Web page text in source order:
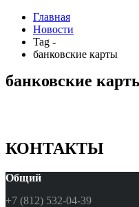
Главная
Новости
Tag -
банковские карты
банковские
КОНТАКТЫ
Общий
+7 (812) 532-04-39